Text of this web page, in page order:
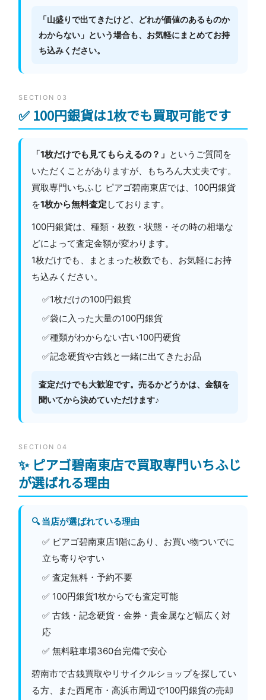
「山盛りで出てきたけど、どれが価値のあるものか
わからない」という場合も、お気軽にまとめてお持
ち込みください。
SECTION 03
✅ 100円銀貨は1枚でも買取可能です
「1枚だけでも見てもらえるの？」 というご質問を
いただくことがありますが、もちろん大丈夫です。
買取専門いちふじ ピアゴ碧南東店では、100円銀貨
を1枚から無料査定 しております。
100円銀貨は、種類・枚数・状態・その時の相場な
どによって査定金額が変わります。
1枚だけでも、まとまった枚数でも、お気軽にお持
ち込みください。
✅1枚だけの100円銀貨
✅袋に入った大量の100円銀貨
✅種類がわからない古い100円硬貨
✅記念硬貨や古銭と一緒に出てきたお品
査定だけでも大歓迎です。売るかどうかは、金額を
聞いてから決めていただけます♪
SECTION 04
✨ ピアゴ碧南東店で買取専門いちふじ
が選ばれる理由
🔍 当店が選ばれている理由
✅ ピアゴ碧南東店1階にあり、お買い物ついでに
立ち寄りやすい
✅ 査定無料・予約不要
✅ 100円銀貨1枚からでも査定可能
✅ 古銭・記念硬貨・金券・貴金属など幅広く対
応
✅ 無料駐車場360台完備で安心
碧南市で古銭買取やリサイクルショップを探してい
る方、また西尾市・高浜市周辺で100円銀貨の売却